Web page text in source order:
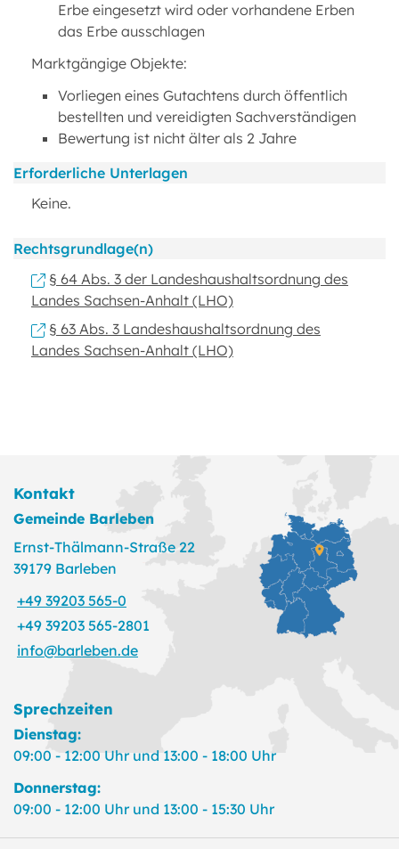
Erbe eingesetzt wird oder vorhandene Erben
das Erbe ausschlagen
Marktgängige Objekte:
Vorliegen eines Gutachtens durch öffentlich
bestellten und vereidigten Sachverständigen
Bewertung ist nicht älter als 2 Jahre
Erforderliche Unterlagen
Keine.
Rechtsgrundlage(n)
§ 64 Abs. 3 der Landeshaushaltsordnung des
Landes Sachsen-Anhalt (LHO)
§ 63 Abs. 3 Landeshaushaltsordnung des
Landes Sachsen-Anhalt (LHO)
Kontakt
Gemeinde Barleben
Ernst-Thälmann-Straße 22
39179 Barleben
+49 39203 565-0
+49 39203 565-2801
info@barleben.de
Sprechzeiten
Dienstag:
09:00 - 12:00 Uhr und 13:00 - 18:00 Uhr
Donnerstag:
09:00 - 12:00 Uhr und 13:00 - 15:30 Uhr